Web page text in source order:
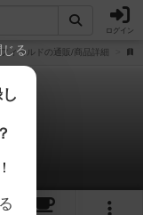
ログイン
ィヨルドの通販/商品詳細
じる